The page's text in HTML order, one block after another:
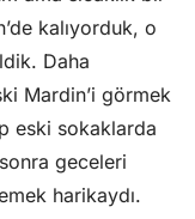
kalıyorduk, o
Daha
Mardin’i görmek
eski sokaklarda
geceleri
harikaydı.